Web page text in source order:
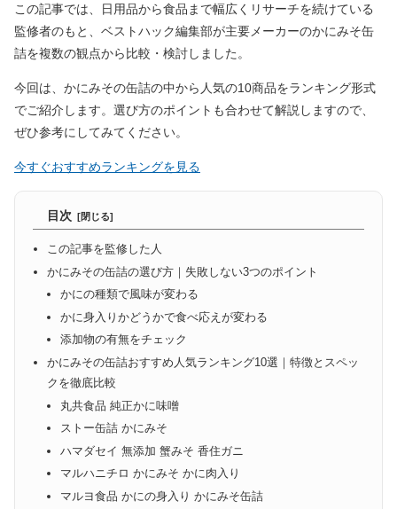
この記事では、日用品から食品まで幅広くリサーチを続けている
監修者のもと、ベストハック編集部が主要メーカーのかにみそ缶
詰を複数の観点から比較・検討しました。
今回は、かにみその缶詰の中から人気の10商品をランキング形式
でご紹介します。選び方のポイントも合わせて解説しますので、
ぜひ参考にしてみてください。
今すぐおすすめランキングを見る
目次
この記事を監修した人
かにみその缶詰の選び方｜失敗しない3つのポイント
かにの種類で風味が変わる
かに身入りかどうかで食べ応えが変わる
添加物の有無をチェック
かにみその缶詰おすすめ人気ランキング10選｜特徴とスペッ
クを徹底比較
丸共食品 純正かに味噌
ストー缶詰 かにみそ
ハマダセイ 無添加 蟹みそ 香住ガニ
マルハニチロ かにみそ かに肉入り
マルヨ食品 かにの身入り かにみそ缶詰